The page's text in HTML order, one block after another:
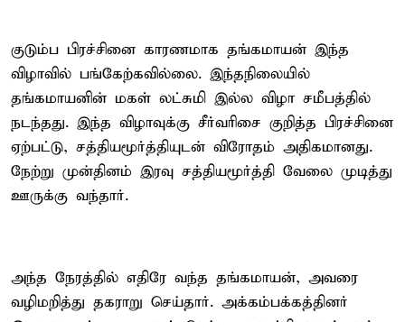
குடும்ப பிரச்சினை காரணமாக தங்கமாயன் இந்த
விழாவில் பங்கேற்கவில்லை. இந்தநிலையில்
தங்கமாயனின் மகள் லட்சுமி இல்ல விழா சமீபத்தில்
நடந்தது. இந்த விழாவுக்கு சீர்வரிசை குறித்த பிரச்சினை
ஏற்பட்டு, சத்தியமூர்த்தியுடன் விரோதம் அதிகமானது.
நேற்று முன்தினம் இரவு சத்தியமூர்த்தி வேலை முடித்து
ஊருக்கு வந்தார்.
அந்த நேரத்தில் எதிரே வந்த தங்கமாயன், அவரை
வழிமறித்து தகராறு செய்தார். அக்கம்பக்கத்தினர்